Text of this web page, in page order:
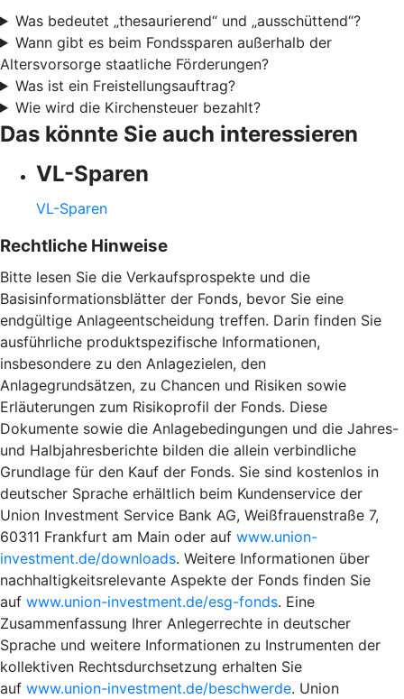
Was bedeutet „thesaurierend“ und „ausschüttend“?
Wann gibt es beim Fondssparen außerhalb der
Altersvorsorge staatliche Förderungen?
Was ist ein Freistellungsauftrag?
Wie wird die Kirchensteuer bezahlt?
Das könnte Sie auch interessieren
VL-Sparen
VL-Sparen
Rechtliche Hinweise
Bitte lesen Sie die Verkaufsprospekte und die
Basisinformationsblätter der Fonds, bevor Sie eine
endgültige Anlageentscheidung treffen. Darin finden Sie
ausführliche produktspezifische Informationen,
insbesondere zu den Anlagezielen, den
Anlagegrundsätzen, zu Chancen und Risiken sowie
Erläuterungen zum Risikoprofil der Fonds. Diese
Dokumente sowie die Anlagebedingungen und die Jahres-
und Halbjahresberichte bilden die allein verbindliche
Grundlage für den Kauf der Fonds. Sie sind kostenlos in
deutscher Sprache erhältlich beim Kundenservice der
Union Investment Service Bank AG, Weißfrauenstraße 7,
60311 Frankfurt am Main oder auf www.union-
investment.de/downloads. Weitere Informationen über
nachhaltigkeitsrelevante Aspekte der Fonds finden Sie
auf www.union-investment.de/esg-fonds. Eine
Zusammenfassung Ihrer Anlegerrechte in deutscher
Sprache und weitere Informationen zu Instrumenten der
kollektiven Rechtsdurchsetzung erhalten Sie
auf www.union-investment.de/beschwerde. Union